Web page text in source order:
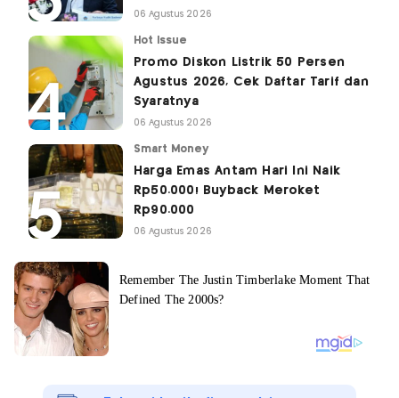
06 Agustus 2026
Hot Issue
Promo Diskon Listrik 50 Persen
Agustus 2026, Cek Daftar Tarif dan
Syaratnya
06 Agustus 2026
Smart Money
Harga Emas Antam Hari Ini Naik
Rp50.000! Buyback Meroket
Rp90.000
06 Agustus 2026